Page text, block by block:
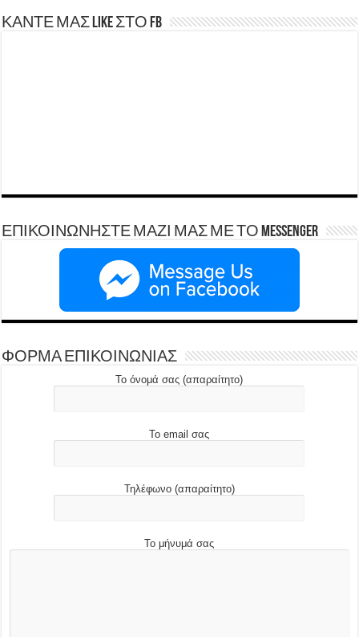
ΚΑΝΤΕ ΜΑΣ LIKE ΣΤΟ FB
ΕΠΙΚΟΙΝΩΝΗΣΤΕ ΜΑΖΙ ΜΑΣ ΜΕ ΤΟ Messenger
ΦΟΡΜΑ ΕΠΙΚΟΙΝΩΝΙΑΣ
Το όνομά σας (απαραίτητο)
Το email σας
Τηλέφωνο (απαραίτητο)
Το μήνυμά σας